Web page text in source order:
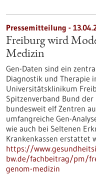
Pressemitteilung -
Freiburg wird
Medizin
Gen-Daten sind ein
Diagnostik und Therapie
Universitätsklinikum
Spitzenverband Bund der
bundesweit elf Zentren
umfangreiche Gen-
wie auch bei Seltenen
Krankenkassen erstattet
https://
bw.de/fachbeitrag/pm/
genom-medizin